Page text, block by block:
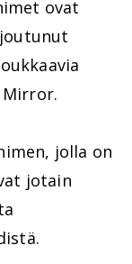
ovat
jolla on
jotain